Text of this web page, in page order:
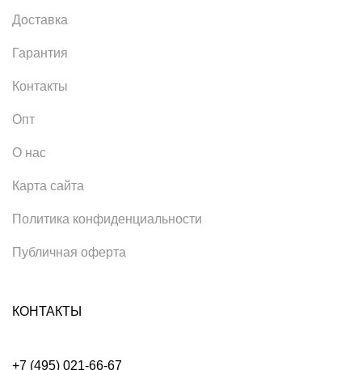
Доставка
Гарантия
Контакты
Опт
О нас
Карта сайта
Политика конфиденциальности
Публичная оферта
КОНТАКТЫ
+7 (495) 021-66-67